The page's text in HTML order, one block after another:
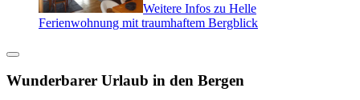
Weitere Infos zu Helle
Ferienwohnung mit traumhaftem Bergblick
Wunderbarer Urlaub in den Bergen